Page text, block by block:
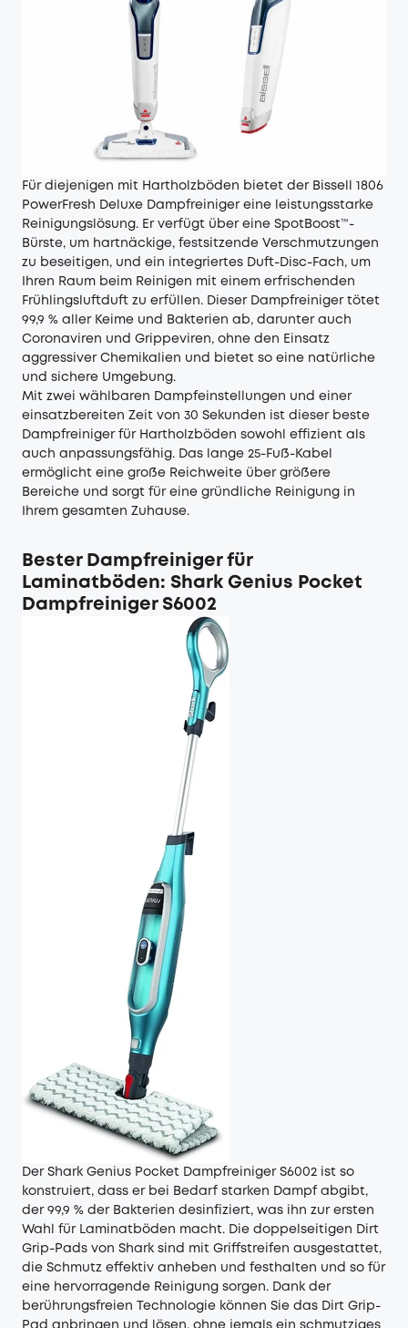
Für diejenigen mit Hartholzböden bietet der Bissell 1806
PowerFresh Deluxe Dampfreiniger eine leistungsstarke
Reinigungslösung. Er verfügt über eine SpotBoost™-
Bürste, um hartnäckige, festsitzende Verschmutzungen
zu beseitigen, und ein integriertes Duft-Disc-Fach, um
Ihren Raum beim Reinigen mit einem erfrischenden
Frühlingsluftduft zu erfüllen. Dieser Dampfreiniger tötet
99,9 % aller Keime und Bakterien ab, darunter auch
Coronaviren und Grippeviren, ohne den Einsatz
aggressiver Chemikalien und bietet so eine natürliche
und sichere Umgebung.
Mit zwei wählbaren Dampfeinstellungen und einer
einsatzbereiten Zeit von 30 Sekunden ist dieser beste
Dampfreiniger für Hartholzböden sowohl effizient als
auch anpassungsfähig. Das lange 25-Fuß-Kabel
ermöglicht eine große Reichweite über größere
Bereiche und sorgt für eine gründliche Reinigung in
Ihrem gesamten Zuhause.
Bester Dampfreiniger für
Laminatböden: Shark Genius Pocket
Dampfreiniger S6002
Der Shark Genius Pocket Dampfreiniger S6002 ist so
konstruiert, dass er bei Bedarf starken Dampf abgibt,
der 99,9 % der Bakterien desinfiziert, was ihn zur ersten
Wahl für Laminatböden macht. Die doppelseitigen Dirt
Grip-Pads von Shark sind mit Griffstreifen ausgestattet,
die Schmutz effektiv anheben und festhalten und so für
eine hervorragende Reinigung sorgen. Dank der
berührungsfreien Technologie können Sie das Dirt Grip-
Pad anbringen und lösen, ohne jemals ein schmutziges